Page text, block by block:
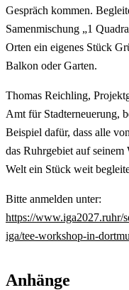
Gespräch kommen.
Samenmischung „1
Orten ein eigenes Stück
Balkon oder Garten.
Thomas Reichling,
Amt für Stadterneuerung,
Beispiel dafür, dass alle
das Ruhrgebiet auf
Welt ein Stück weit
Bitte anmelden unter:
https://www.iga2027.ruhr/
iga/tee-workshop-in-
Anhänge